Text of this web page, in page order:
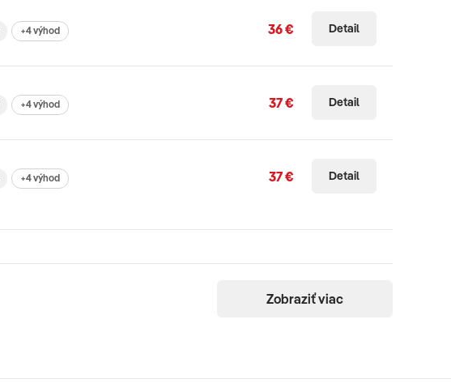
+4 výhod 36 € Detail
+4 výhod 37 € Detail
+4 výhod 37 € Detail
Zobraziť viac